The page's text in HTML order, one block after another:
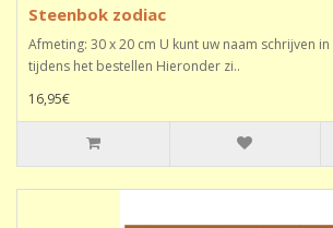
Steenbok zodiac
Afmeting: 30 x 20 cm U kunt uw naam schrijven
tijdens het bestellen Hieronder zi..
16,95€